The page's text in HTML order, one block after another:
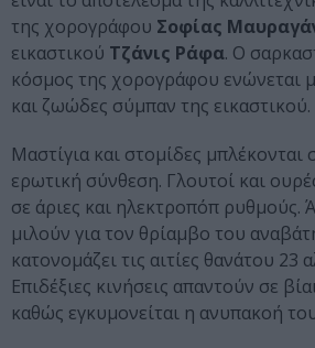
της χορογράφου Σοφίας
εικαστικού Τζάνις Ράφα. Ο
κόσμος της χορογράφου ενώνεται
και ζωώδες σύμπαν της εικαστικού.
Μαστίγια και στομίδες μπλέκονται
ερωτική σύνθεση. Γλουτοί και
σε άριες και ηλεκτροπόπ ρυθμούς.
μιλούν για τον θρίαμβο του
κατονομάζει τις αιτίες θανάτου
Επιδέξιες κινήσεις απαντούν σε
καθώς εγκυμονείται η ανυπακοή